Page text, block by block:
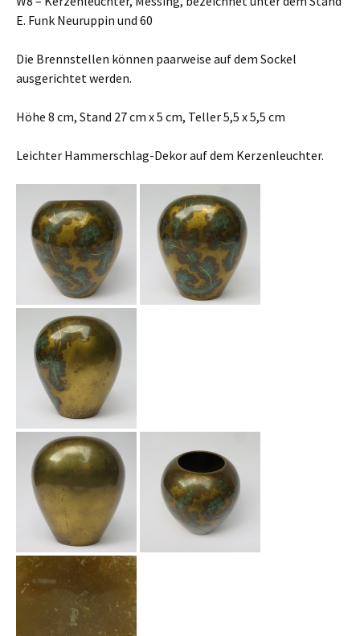
E. Funk Neuruppin und 60
Die Brennstellen können paarweise auf dem Sockel
ausgerichtet werden.
Höhe 8 cm, Stand 27 cm x 5 cm, Teller 5,5 x 5,5 cm
Leichter Hammerschlag-Dekor auf dem Kerzenleuchter.